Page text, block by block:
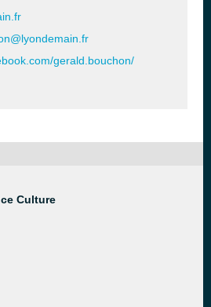
gerald.bouchon/
Culture